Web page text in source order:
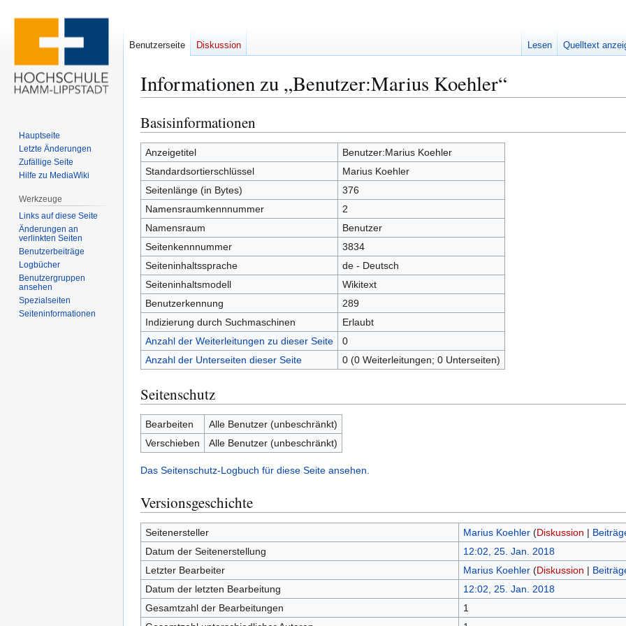
Informationen zu „Benutzer:Marius Koehler“
Zur
Navigation
springen
Zur
Suche
springen
Basisinformationen
Anzeigetitel
Benutzer:Marius Koehler
Standardsortierschlüssel
Marius Koehler
Seitenlänge (in Bytes)
376
Namensraumkennnummer
2
Namensraum
Benutzer
Seitenkennnummer
3834
Seiteninhaltssprache
de - Deutsch
Seiteninhaltsmodell
Wikitext
Benutzerkennung
289
Indizierung durch Suchmaschinen
Erlaubt
Anzahl der Weiterleitungen zu dieser Seite
0
Anzahl der Unterseiten dieser Seite
0 (0 Weiterleitungen; 0 Unterseiten)
Seitenschutz
Bearbeiten
Alle Benutzer (unbeschränkt)
Verschieben
Alle Benutzer (unbeschränkt)
Das Seitenschutz-Logbuch für diese Seite ansehen.
Versionsgeschichte
Seitenersteller Marius Koehler (Diskussion |
Datum der Seitenerstellung
12:02, 25. Jan. 2018
Letzter Bearbeiter
Marius Koehler (Diskussion |
Datum der letzten Bearbeitung
12:02, 25. Jan. 2018
Gesamtzahl der Bearbeitungen
1
Benutzerseite Diskussion Lesen Quelltext
Hauptseite
Letzte Änderungen
Zufällige Seite
Hilfe zu MediaWiki
Werkzeuge
Links auf diese Seite
Änderungen an
verlinkten Seiten
Benutzerbeiträge
Logbücher
Benutzergruppen
ansehen
Spezialseiten
Seiten­­informationen